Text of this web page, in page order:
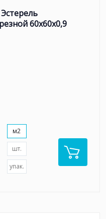
60x60x0,9
м2
шт.
упак.